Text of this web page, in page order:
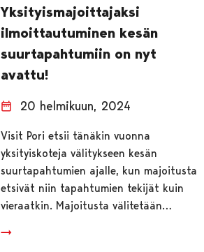
Yksityismajoittajaksi
ilmoittautuminen kesän
suurtapahtumiin on nyt
avattu!
20 helmikuun, 2024
Visit Pori etsii tänäkin vuonna
yksityiskoteja välitykseen kesän
suurtapahtumien ajalle, kun majoitusta
etsivät niin tapahtumien tekijät kuin
vieraatkin. Majoitusta välitetään…